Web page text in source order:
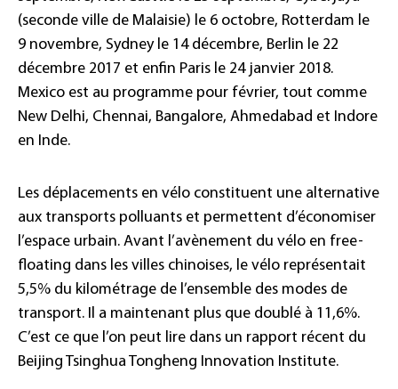
(seconde ville de Malaisie) le 6 octobre, Rotterdam le
9 novembre, Sydney le 14 décembre, Berlin le 22
décembre 2017 et enfin Paris le 24 janvier 2018.
Mexico est au programme pour février, tout comme
New Delhi, Chennai, Bangalore, Ahmedabad et Indore
en Inde.
Les déplacements en vélo constituent une alternative
aux transports polluants et permettent d’économiser
l’espace urbain. Avant l’avènement du vélo en free-
floating dans les villes chinoises, le vélo représentait
5,5% du kilométrage de l’ensemble des modes de
transport. Il a maintenant plus que doublé à 11,6%.
C’est ce que l’on peut lire dans un rapport récent du
Beijing Tsinghua Tongheng Innovation Institute.